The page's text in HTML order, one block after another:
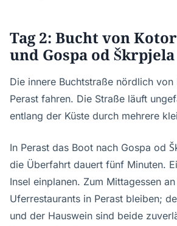
Tag 2: Bucht von
und Gospa od Škrpjela
Die innere Buchtstraße nördlich von
Perast fahren. Die Straße läuft
entlang der Küste durch mehrere
In Perast das Boot nach Gospa od
die Überfahrt dauert fünf Minuten.
Insel einplanen. Zum Mittagessen
Uferrestaurants in Perast bleiben;
und der Hauswein sind beide